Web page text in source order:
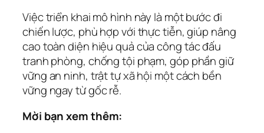
Việc triển khai mô hình này là một bước đi
chiến lược, phù hợp với thực tiễn, giúp nâng
cao toàn diện hiệu quả của công tác đấu
tranh phòng, chống tội phạm, góp phần giữ
vững an ninh, trật tự xã hội một cách bền
vững ngay từ gốc rễ.
Mời bạn xem thêm: